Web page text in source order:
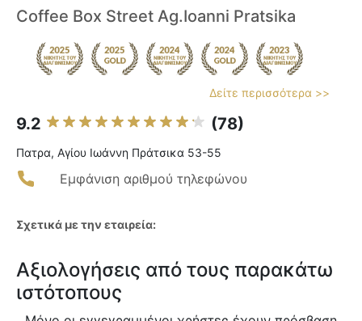
Coffee Box Street Ag.Ioanni Pratsika
Δείτε περισσότερα >>
9.2 (78)
Πατρα, Αγίου Ιωάννη Πράτσικα 53-55
Εμφάνιση αριθμού τηλεφώνου
Σχετικά με την εταιρεία:
Αξιολογήσεις από τους παρακάτω
ιστότοπους